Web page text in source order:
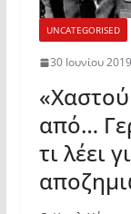
UNCATEGORISED
30 Ιουνίου 2019
από…
τι λέει